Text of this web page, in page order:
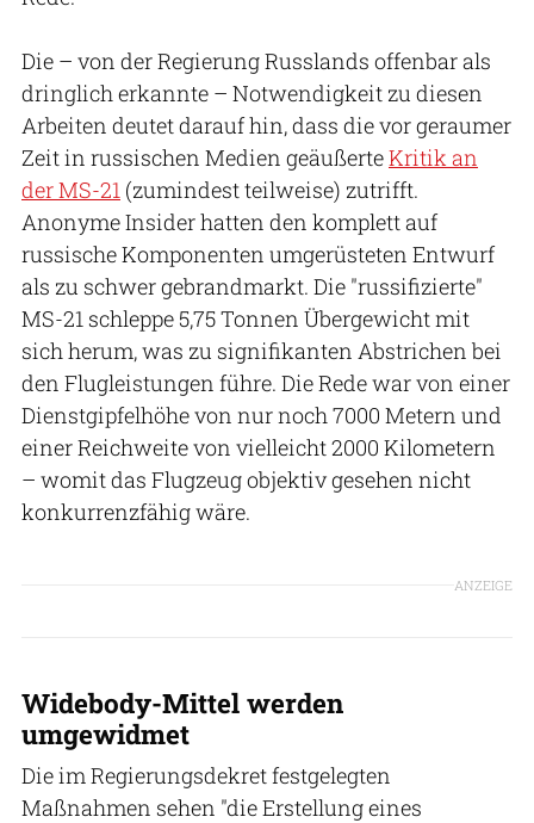
Die – von der Regierung Russlands offenbar als
dringlich erkannte – Notwendigkeit zu diesen
Arbeiten deutet darauf hin, dass die vor geraumer
Zeit in russischen Medien geäußerteKritik an
der MS-21 (zumindest teilweise) zutrifft.
Anonyme Insider hatten den komplett auf
russische Komponenten umgerüsteten Entwurf
als zu schwer gebrandmarkt. Die "russifizierte"
MS-21 schleppe 5,75 Tonnen Übergewicht mit
sich herum, was zu signifikanten Abstrichen bei
den Flugleistungen führe. Die Rede war von einer
Dienstgipfelhöhe von nur noch 7000 Metern und
einer Reichweite von vielleicht 2000 Kilometern
– womit das Flugzeug objektiv gesehen nicht
konkurrenzfähig wäre.
ANZEIGE
Widebody-Mittel werden
umgewidmet
Die im Regierungsdekret festgelegten
Maßnahmen sehen "die Erstellung eines